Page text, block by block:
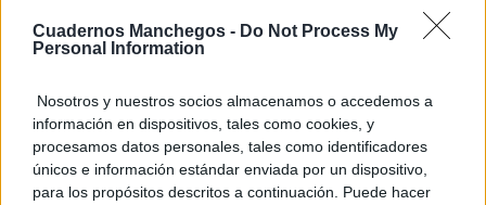
Cuadernos Manchegos - Do Not Process My
Personal Information
Nosotros y nuestros socios almacenamos o accedemos a
información en dispositivos, tales como cookies, y
procesamos datos personales, tales como identificadores
únicos e información estándar enviada por un dispositivo,
para los propósitos descritos a continuación. Puede hacer
18/11/2025
Fundación Ceres celebra una
jornada de puertas abiertas
para acercar la realidad de las
adicciones a la sociedad
14/11/2025